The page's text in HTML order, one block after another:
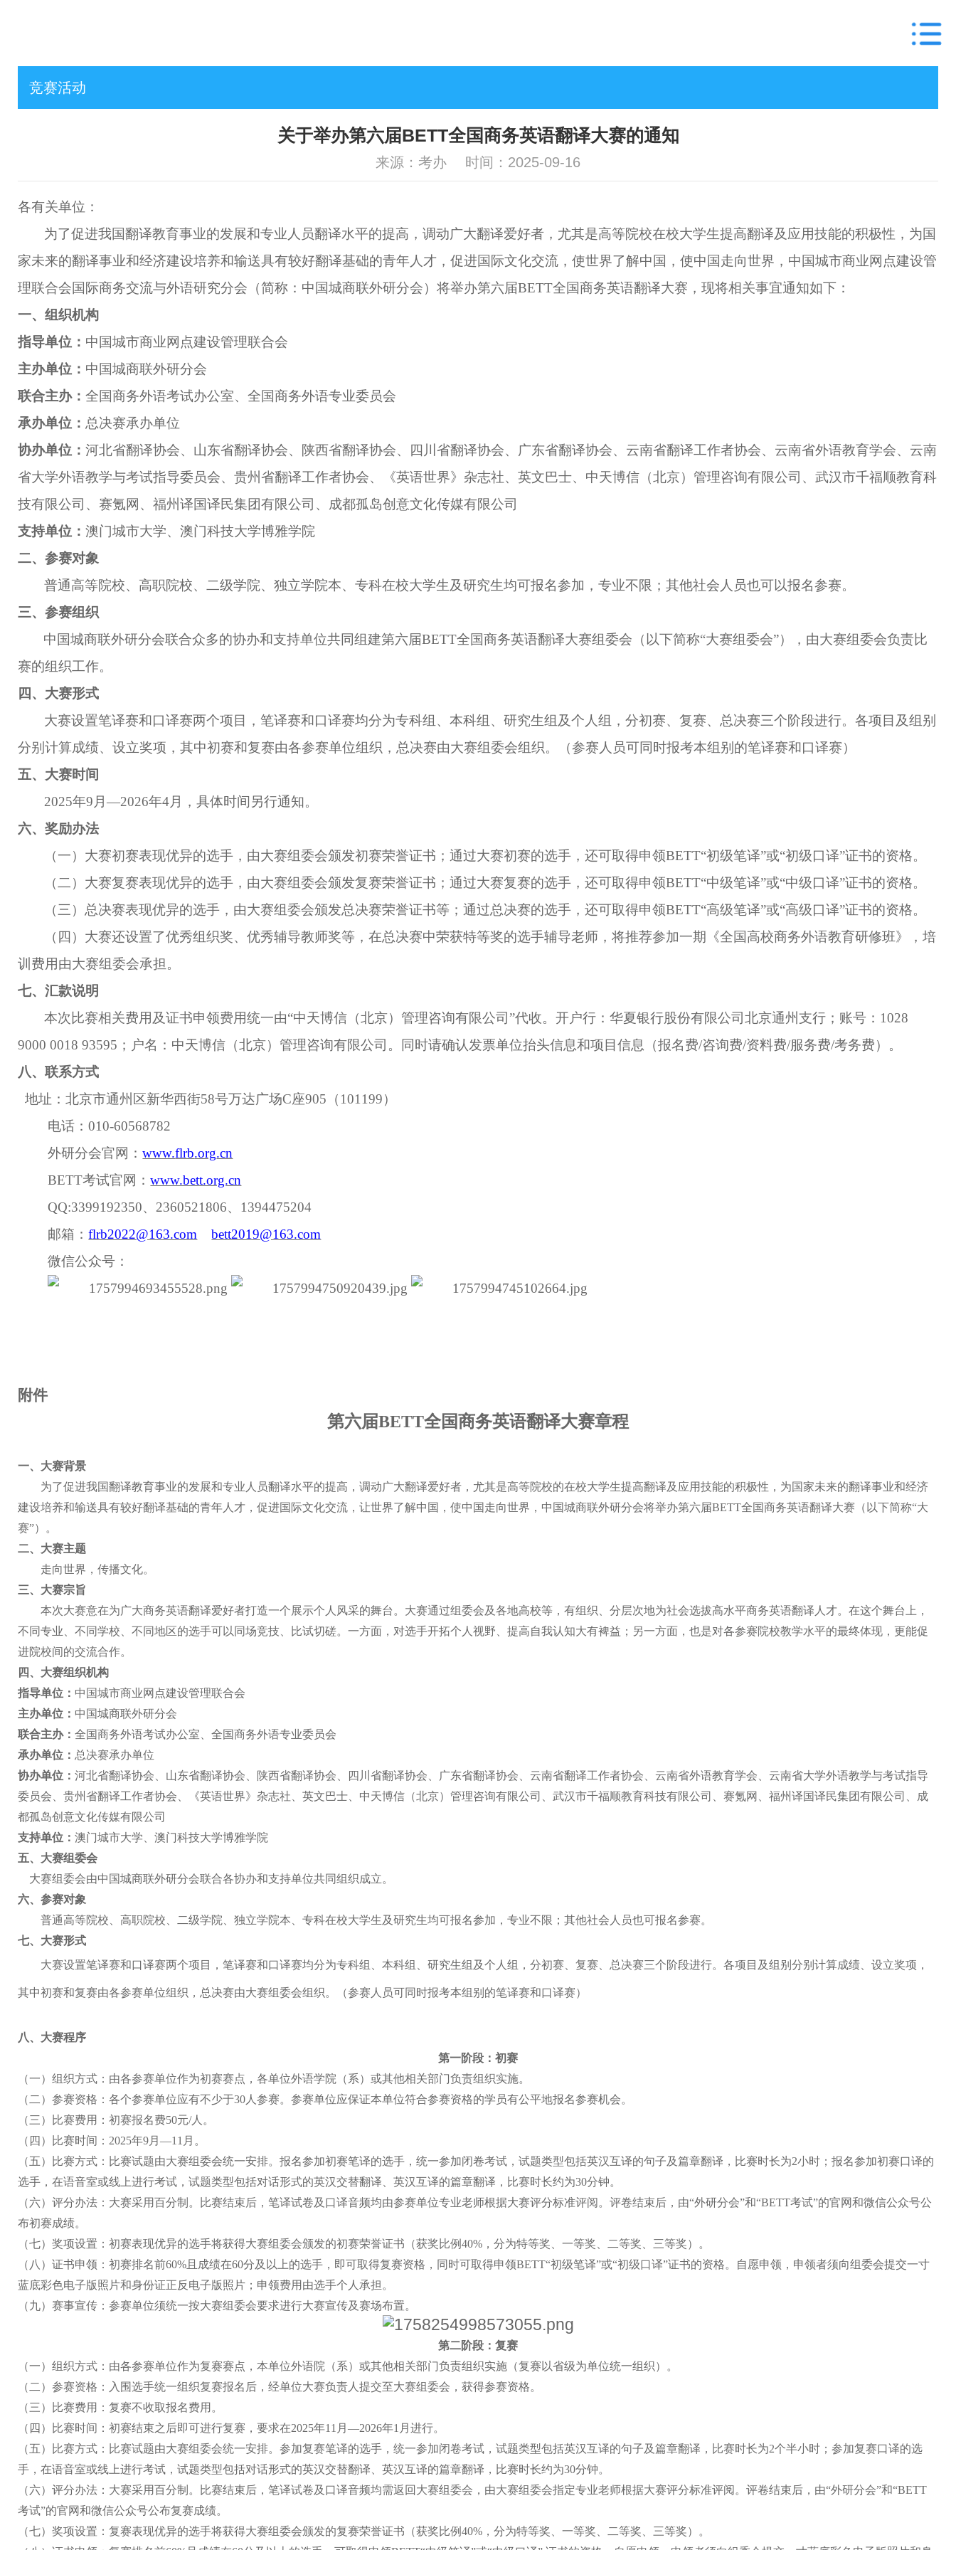
竞赛活动
关于举办第六届BETT全国商务英语翻译大赛的通知
来源：考办 时间：2025-09-16
各有关单位：
为了促进我国翻译教育事业的发展和专业人员翻译水平的提高，调动广大翻译爱好者，尤其是高等院校在校大学生提高翻译及应用技能的积极性，为国
家未来的翻译事业和经济建设培养和输送具有较好翻译基础的青年人才，促进国际文化交流，使世界了解中国，使中国走向世界，中国城市商业网点建设管
理联合会国际商务交流与外语研究分会（简称：中国城商联外研分会）将举办第六届BETT全国商务英语翻译大赛，现将相关事宜通知如下：
一、组织机构
指导单位： 中国城市商业网点建设管理联合会
主办单位： 中国城商联外研分会
联合主办：全国商务外语考试办公室、全国商务外语专业委员会
承办单位：总决赛承办单位
协办单位：河北省翻译协会、山东省翻译协会、陕西省翻译协会、 四川省翻译协会、 广东省翻译协会、云南省翻译工作者协会、 云南省外语教育学会、云南
省大学外语教学与考试指导委员会、贵州省翻译工作者协会、
《英语世界》杂志社、英文巴士、中天博信（北京）管理咨询有限公司、武汉市千福顺教育科
技有限公司、赛氪网、福州译国译民集团有限公司、 成都孤岛创意文化传媒有限公司
支持单位：澳门城市大学、澳门科技大学博雅学院
二、参赛对象
普通高等院校、高职院校、二级学院、独立学院本、专科在校大学生及研究生均可报名参加，专业不限 ；其他社会人员也可以报名参赛。
三、参赛组织
中国城商联外研分会联合众多的协办和支持单位共同组建第六届BETT全国商务英语翻译大赛组委会（以下简称“大赛组委会”），由大赛组委会负责比
赛的组织工作。
四、大赛形式
大赛设置笔译赛和口译赛两个项目，笔译赛和口译赛均分为专科组、本科组、研究生组及个人组，分初赛、复赛、总决赛三个阶段进行。各项目及组别
分别计算成绩、设立奖项，其中初赛和复赛由各参赛单位组织，总决赛由大赛组委会组织。 （参赛人员可同时报考本组别的笔译赛和口译赛）
五、大赛时间
2025年9月—2026年4月，具体时间另行通知。
六、奖励办法
（一）大赛初赛表现优异的选手，由大赛组委会颁发初赛荣誉证书；通过大赛初赛的选手，还可取得申领BETT“初级笔译”或“初级口译”证书的资格。
（二）大赛复赛表现优异的选手，由大赛组委会颁发复赛荣誉证书；通过大赛复赛的选手，还可取得申领BETT“中级笔译”或“中级口译”证书的资格。
（三）总决赛表现优异的选手，由大赛组委会颁发总决赛荣誉证书等 ；通过总决赛的选手，还可取得申领BETT“高级笔译”或“高级口译”证书的资格。
（四）大赛还设置了优秀组织奖、优秀辅导教师奖等，在总决赛中荣获特等奖的选手辅导老师，将推荐参加一期《全国高校商务外语教育研修班》，培
训费用由大赛组委会承担。
七、汇款说明
本次比赛相关费用及证书申领费用统一由“中天博信（北京）管理咨询有限公司 ”代收。开户行：华夏银行股份有限公司北京通州支行 ；账号： 1028
9000 0018 93595 ；户名： 中天博信（北京）管理咨询有限公司 。同时请确认发票单位抬头信息和项目信息（报名费/咨询费/资料费/服务费/考务费）。
八、联系方式
地址：北京市通州区新华西街58号万达广场C座905 （101199）
电话 ：010-60568782
外研分会官网 ：www.flrb.org.cn
BETT考试官网：www.bett.org.cn
QQ:3399192350、2360521806、1394475204
邮箱：flrb2022@163.com bett2019@163.com
微信公众号：
附件
第六届BETT全国商务英语翻译大赛章程
一、 大赛背景
为了促进我国翻译教育事业的发展和专业人员翻译水平的提高，调动广大翻译爱好者，尤其是高等院校的在校大学生提高翻译及应用技能的积极性，为国家未来的翻译事业和经济
建设培养和输送具有较好翻译基础的青年人才，促进国际文化交流，让世界了解中国，使中国走向世界，中国城商联外研分会将举办第六届BETT全国商务英语翻译大赛（ 以下简称“大
赛”） 。
二、 大赛主题
走向世界，传播文化。
三、 大赛宗旨
本次大赛意在为广大商务英语翻译爱好者打造一个展示个人风采的舞台。大赛通过组委会及各地高校等 ，有组织、分层次地为社会选拔高水平商务英语翻译人才。在这个舞台上，
不同专业、不同学校、不同地区的选手可以同场竞技、比试切磋。一方面，对选手开拓个人视野、提高自我认知大有裨益；另一方面，也是对各参赛院校教学水平的最终体现，更能促
进院校间的交流合作。
四、 大赛组织机构
指导单位： 中国城市商业网点建设管理联合会
主办单位： 中国城商联外研分会
联合主办：全国商务外语考试办公室、全国商务外语专业委员会
承办单位： 总决赛承办单位
协办单位：河北省翻译协会、山东省翻译协会、陕西省翻译协会、四川省翻译协会、广东省翻译协会、云南省翻译工作者协会、云南省外语教育学会、云南省大学外语教学与考试指导
委员会、贵州省翻译工作者协会、《英语世界》杂志社、英文巴士、中天博信（北京）管理咨询有限公司、武汉市千福顺教育科技有限公司、赛氪网、福州译国译民集团有限公司、成
都孤岛创意文化传媒有限公司
支持单位：澳门城市大学、澳门科技大学博雅学院
五、 大赛组委会
大赛组委会由中国城商联外研分会联合各协办和支持单位共同组织成立。
六、参赛对象
普通高等院校、高职院校、二级学院、独立学院本、专科在校大学生及研究生均可报名参加，专业不限 ；其他社会人员也可报名参赛。
七、 大赛形式
大赛设置笔译赛和口译赛两个项目，笔译赛和口译赛均分为专科组、本科组、研究生组及个人组，分初赛、复赛、总决赛三个阶段进行。各项目及组别分别计算成绩、设立奖项，
其中初赛和复赛由各参赛单位组织，总决赛由大赛组委会组织。（参赛人员可同时报考本组别的笔译赛和口译赛）
八、 大赛程序
第一阶段：初赛
（一）组织方式： 由各参赛单位作为初赛赛点，各单位外语学院（系）或其他相关部门负责组织实施。
（二）参赛资格：各个参赛单位应有不少于30 人参赛。参赛单位应保证本单位符合参赛资格的学员有公平地报名参赛机会。
（三） 比赛费用：初赛报名费50元/人。
（四） 比赛时间： 2025年9月—11月 。
（五） 比赛方式：比赛试题由大赛组委会统一安排。报名参加初赛笔译的选手，统一参加闭卷考试，试题类型包括英汉互译的句子及篇章翻译 ， 比赛时长为2小时 ；报名参加初赛口译的
选手，在语音室或线上进行考试，试题类型包括对话形式的英汉交替翻译、英汉互译的篇章翻译，比赛时长约为30分钟。
（六）评分办法： 大赛采用百分制。 比赛结束后，笔译试卷及口译音频均由参赛单位专业老师根据大赛评分标准评阅。评卷结束后， 由“外研分会”和“BETT考试”的官网和微信公众号公
布初赛成绩。
（七）奖项设置：初赛表现优异的选手将获得大赛组委会颁发的初赛荣誉证书（获奖比例40%，分为特等奖、一等奖、二等奖、三等奖）。
（ 八 ）证书申领：初赛排名前60% 且 成绩在60分及 以上的选手 ， 即可取得复赛资格，同时可取得申领BETT“初级笔译”或“初级口译”证书的资格。 自愿申领， 申领者须向组委会提交一寸
蓝底彩色电子版照片和身份证正反电子版照片 ；申领费用由选手个人承担。
（九）赛事宣传：参赛单位须统一按大赛组委会要求进行大赛宣传及赛场布置。
第二阶段：复赛
（一）组织方式：由各参赛单位作为复赛赛点 ，本单位外语院（系）或其他相关部门负责组织实施 （复赛以省级为单位统一组织） 。
（二）参赛资格： 入围选手统一组织复赛报名后，经单位大赛负责人提交至大赛组委会 ，获得参赛资格。
（三） 比赛费用：复赛不收取报名费用 。
（四） 比赛时间：初赛结束之后即可进行复赛 ，要求在2025年11月—2026年1月进行。
（五） 比赛方式：比赛试题由大赛组委会统一安排。参加复赛笔译的选手，统一参加闭卷考试，试题类型包括英汉互译的句子及篇章翻译 ， 比赛时长为2个半小时 ；参加复赛口译的选
手，在语音室或线上进行考试，试题类型包括对话形式的英汉交替翻译、英汉互译的篇章翻译，比赛时长约为30分钟。
（六）评分办法： 大赛采用百分制。 比赛结束后，笔译试卷及口译音频均需返回大赛组委会，由大赛组委会指定专业老师根据大赛评分标准评阅。评卷结束后， 由“外研分会”和“BETT
考试”的官网和微信公众号公布复赛成绩。
（七）奖项设置：复赛表现优异的选手将获得大赛组委会颁发的复赛荣誉证书（获奖比例40%，分为特等奖、一等奖、二等奖、三等奖） 。